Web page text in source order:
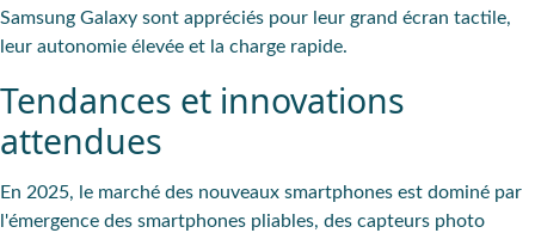
Samsung Galaxy sont appréciés pour leur grand écran tactile,
leur autonomie élevée et la charge rapide.
Tendances et innovations
attendues
En 2025, le marché des nouveaux smartphones est dominé par
l'émergence des smartphones pliables, des capteurs photo